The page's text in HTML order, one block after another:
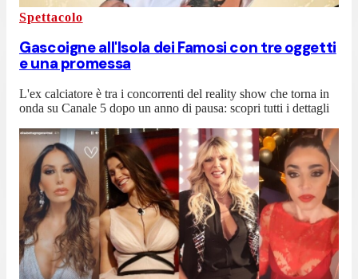
Spettacolo
Gascoigne all'Isola dei Famosi con tre oggetti
e una promessa
L'ex calciatore è tra i concorrenti del reality show che torna in
onda su Canale 5 dopo un anno di pausa: scopri tutti i dettagli